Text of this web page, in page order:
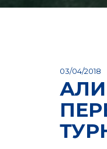
03/04/2018